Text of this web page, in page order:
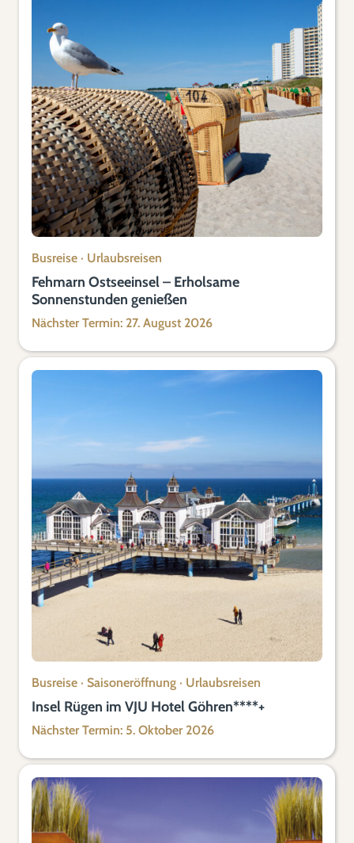
Busreise · Urlaubsreisen
Fehmarn Ostseeinsel – Erholsame
Sonnenstunden genießen
Nächster Termin: 27. August 2026
Busreise · Saisoneröffnung · Urlaubsreisen
Insel Rügen im VJU Hotel Göhren****+
Nächster Termin: 5. Oktober 2026